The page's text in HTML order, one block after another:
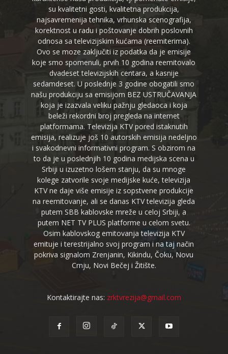
su kvalitetni gosti, kvalitetna produkcija,
najsavremenija tehnika, vrhunska scenografija,
korektnost u radu i poštovanje dobrih poslovnih
odnosa sa televizijskim kućama (reemiterima).
Ovo se moze zaključiti iz podatka da je emisije
koje smo spomenuli, prvih 10 godina reemitovalo
dvadeset televizijskih centara, a kasnije
sedamdeset. U poslednje 3 godine obogatili smo
našu produkciju sa emisijom BEZ USTRUČAVANJA
koja je izazvala veliku pažnju gledaoca i koja
beleži rekordni broj pregleda na internet
platformama. Televizija KTV pored istaknutih
emisija, realizuje još 10 autorskih emisija nedeljno
i svakodnevni informativni program. S obzirom na
to da je u poslednjih 10 godina medijska scena u
Srbiji u izuzetno lošem stanju, da su mnoge
kolege zatvorile svoje medijske kuće, televizija
KTV ne daje više emisije iz sopstvene produkcije
na reemitovanje, ali se danas KTV televizija gleda
putem SBB kablovske mreže u celoj Srbiji, a
putem NET TV PLUS platforme u celom svetu.
Osim kablovskog emitovanja televizija KTV
emituje i terestrijalno svoj program i na taj način
pokriva signalom Zrenjanin, Kikindu, Čoku, Novu
Crnju, Novi Bečej i Žitište.
Kontaktirajte nas: zrktvrezija@gmail.com